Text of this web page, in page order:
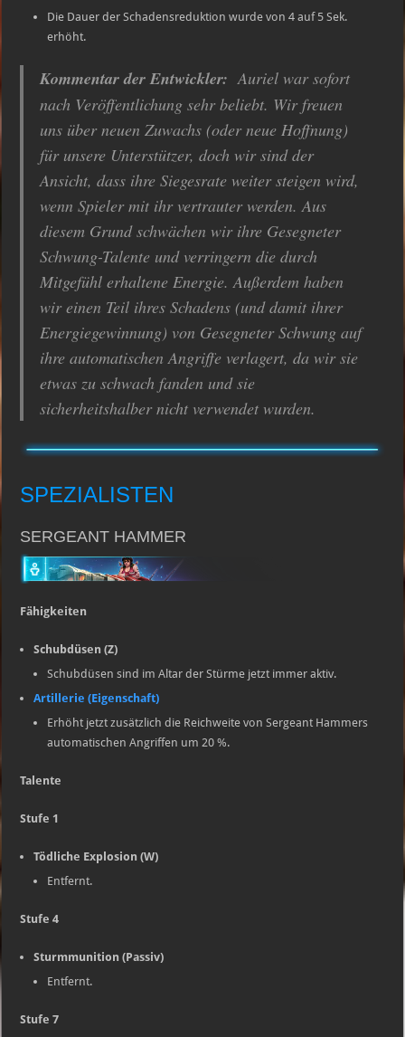
Die Dauer der Schadensreduktion wurde von 4 auf 5 Sek.
erhöht.
Kommentar der Entwickler:Auriel war sofort
nach Veröffentlichung sehr beliebt. Wir freuen
uns über neuen Zuwachs (oder neue Hoffnung)
für unsere Unterstützer, doch wir sind der
Ansicht, dass ihre Siegesrate weiter steigen wird,
wenn Spieler mit ihr vertrauter werden. Aus
diesem Grund schwächen wir ihre Gesegneter
Schwung-Talente und verringern die durch
Mitgefühl erhaltene Energie. Außerdem haben
wir einen Teil ihres Schadens (und damit ihrer
Energiegewinnung) von Gesegneter Schwung auf
ihre automatischen Angriffe verlagert, da wir sie
etwas zu schwach fanden und sie
sicherheitshalber nicht verwendet wurden.
SPEZIALISTEN
SERGEANT HAMMER
Fähigkeiten
Schubdüsen (Z)
Schubdüsen sind im Altar der Stürme jetzt immer aktiv.
Artillerie (Eigenschaft)
Erhöht jetzt zusätzlich die Reichweite von Sergeant Hammers
automatischen Angriffen um 20 %.
Talente
Stufe 1
Tödliche Explosion (W)
Entfernt.
Stufe 4
Sturmmunition (Passiv)
Entfernt.
Stufe 7